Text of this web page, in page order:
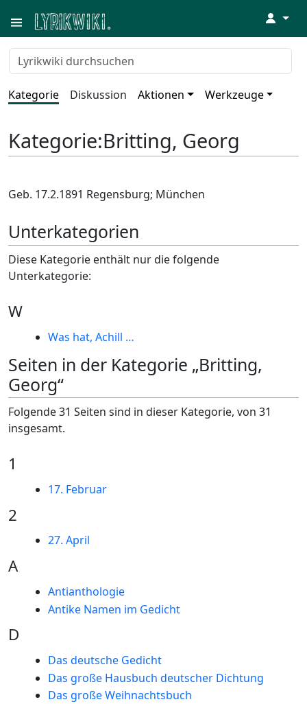
↓
Kategorie Diskussion Aktionen Werkzeuge
Kategorie:Britting, Georg
Geb. 17.2.1891 Regensburg; München
Unterkategorien
Diese Kategorie enthält nur die folgende
Unterkategorie:
W
Was hat, Achill …
Seiten in der Kategorie „Britting,
Georg“
Folgende 31 Seiten sind in dieser Kategorie, von 31
insgesamt.
1
17. Februar
2
27. April
A
Antianthologie
Antike Namen im Gedicht
D
Das deutsche Gedicht
Das große Hausbuch deutscher Dichtung
Das große Weihnachtsbuch